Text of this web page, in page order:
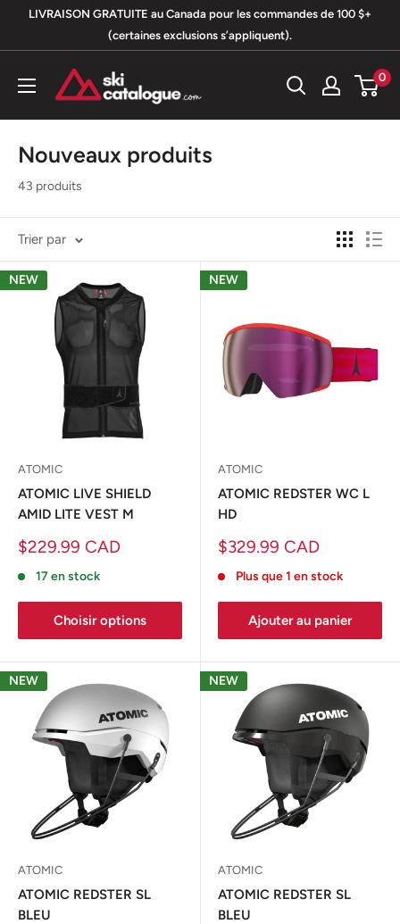
PasserLIVRAISON GRATUITE au Canada pour les commandes de 100 $+
(certaines exclusions s’appliquent).
SkiCatalogue.com 0
Nouveaux produits
43 produits
Trier par
NEW
ATOMIC
ATOMIC LIVE SHIELD
AMID LITE VEST M
Prix
$229.99 CAD
17 en stock
Choisir options
NEW
ATOMIC
ATOMIC REDSTER WC L
HD
Prix
$329.99 CAD
Plus que 1 en stock
Ajouter au panier
NEW
ATOMIC
ATOMIC REDSTER SL
BLEU
NEW
ATOMIC
ATOMIC REDSTER SL
BLEU